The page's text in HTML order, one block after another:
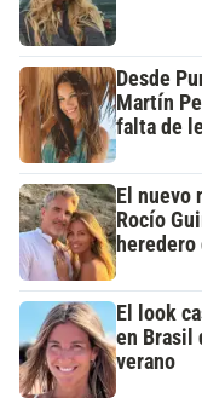
Desde
Martín
falta de
El nuevo
Rocío
El look
en Brasil
verano